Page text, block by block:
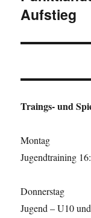
Aufstieg
Traings- und
Montag
Jugendtraining
Donnerstag
Jugend – U10